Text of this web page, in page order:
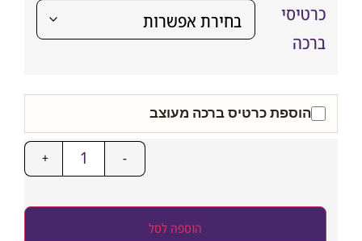
הוספת כרטיס ברכה מעוצב
+
הוספה לסל